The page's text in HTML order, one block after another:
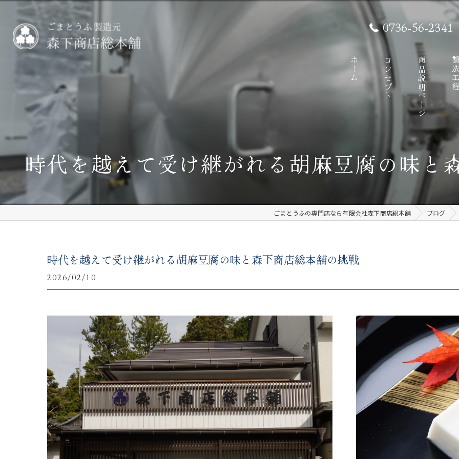
0736-56-2341
ホーム コンセプト 商品説明ページ 製
時代を越えて受け継がれる胡麻豆腐の味と
ごまとうふの専門店なら有限会社森下商店総本舗 ブログ
時代を越えて受け継がれる胡麻豆腐の味と森下商店総本舗の挑戦
2026/02/10